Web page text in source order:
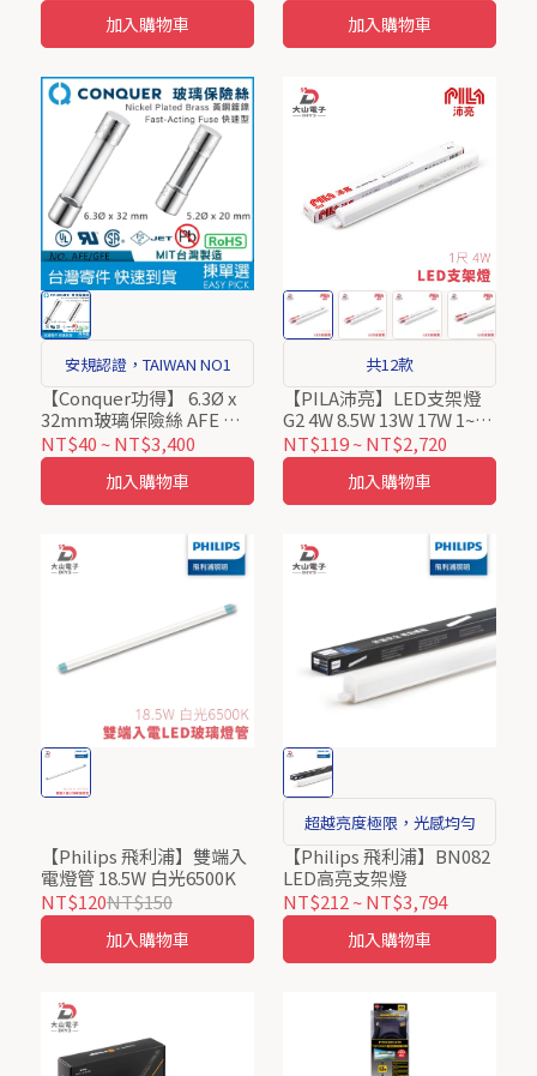
加入購物車 加入購物車
安規認證，TAIWAN NO1
【Conquer功得】 6.3Ø x
32mm玻璃保險絲 AFE 快
速型 Fuse
NT$40 ~NT$3,400
加入購物車
共12款
【PILA沛亮】LED支架燈
G2 4W 8.5W 13W 17W 1~4
尺 (黃光3000K/自然光
4000K/白光6500K)
NT$119~NT$2,720
加入購物車
【Philips 飛利浦】雙端入
電燈管 18.5W 白光6500K
NT$120NT$150
加入購物車
超越亮度極限，光感均勻
【Philips 飛利浦】BN082
LED高亮支架燈
NT$212 ~NT$3,794
加入購物車